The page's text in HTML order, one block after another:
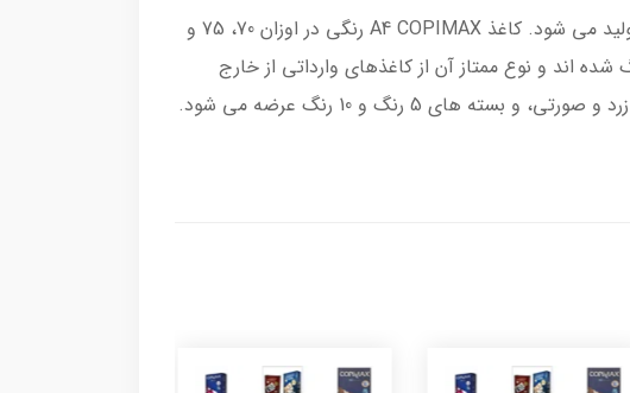
کاغذ A4 کپی مکس سبز رنگ 80 گرم ممتاز از جمله کاغذهای رنگی است که تحت عنوان کاغذ کپیمکس تولید می شود. کاغذ A4 COPIMAX رنگی در اوزان 70، 75 و
اند و نوع ممتاز آن از کاغذهای وارداتی از خارج
(عمدتاً اندونزی) تولید می شود. همچنین کاغذهای آ4 رنگی کپی مکس در بسته های تک رنگ آبی، سبز، زرد و صورتی، و بسته های 5 رنگ و 10 رنگ عرضه می شود.